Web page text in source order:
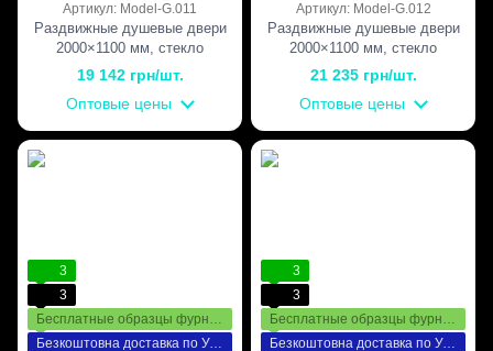
Артикул: Model-G.011
Раздвижные душевые двери
2000×1100 мм, стекло
Прозрачное, матированное,
фурнитура Gold —
полированное золото
19 142 грн/шт.
Оптовые цены
Артикул: Model-G.012
Раздвижные душевые двери
2000×1100 мм, стекло
Прозрачное, матированное,
фурнитура Bronze — бронза
21 235 грн/шт.
Оптовые цены
3
3
Бесплатные образцы фурнитуры
Безкоштовна доставка по Україні
3
3
Бесплатные образцы фурнитуры
Безкоштовна доставка по Україні